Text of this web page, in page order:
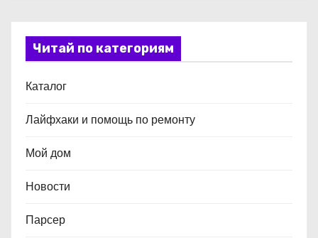
Читай по категориям
Каталог
Лайфхаки и помощь по ремонту
Мой дом
Новости
Парсер